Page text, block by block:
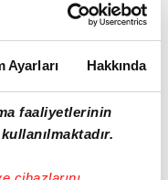
Ayarları Hakkında
faaliyetlerinin